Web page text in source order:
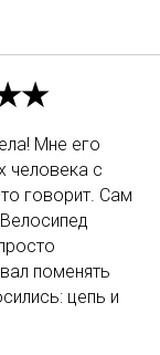
Мне его
человека с
говорит. Сам
поменять
цепь и